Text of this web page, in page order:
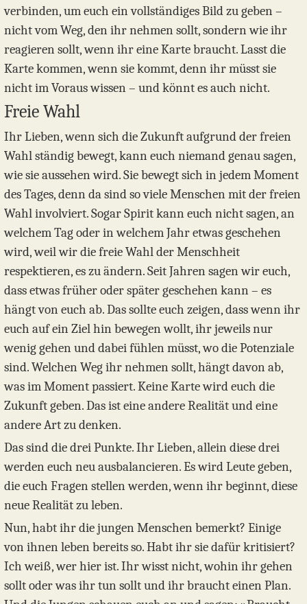
verbinden, um euch ein vollständiges Bild zu geben –
nicht vom Weg, den ihr nehmen sollt, sondern wie ihr
reagieren sollt, wenn ihr eine Karte braucht. Lasst die
Karte kommen, wenn sie kommt, denn ihr müsst sie
nicht im Voraus wissen – und könnt es auch nicht.
Freie Wahl
Ihr Lieben, wenn sich die Zukunft aufgrund der freien
Wahl ständig bewegt, kann euch niemand genau sagen,
wie sie aussehen wird. Sie bewegt sich in jedem Moment
des Tages, denn da sind so viele Menschen mit der freien
Wahl involviert. Sogar Spirit kann euch nicht sagen, an
welchem Tag oder in welchem Jahr etwas geschehen
wird, weil wir die freie Wahl der Menschheit
respektieren, es zu ändern. Seit Jahren sagen wir euch,
dass etwas früher oder später geschehen kann – es
hängt von euch ab. Das sollte euch zeigen, dass wenn ihr
euch auf ein Ziel hin bewegen wollt, ihr jeweils nur
wenig gehen und dabei fühlen müsst, wo die Potenziale
sind. Welchen Weg ihr nehmen sollt, hängt davon ab,
was im Moment passiert. Keine Karte wird euch die
Zukunft geben. Das ist eine andere Realität und eine
andere Art zu denken.
Das sind die drei Punkte. Ihr Lieben, allein diese drei
werden euch neu ausbalancieren. Es wird Leute geben,
die euch Fragen stellen werden, wenn ihr beginnt, diese
neue Realität zu leben.
Nun, habt ihr die jungen Menschen bemerkt? Einige
von ihnen leben bereits so. Habt ihr sie dafür kritisiert?
Ich weiß, wer hier ist. Ihr wisst nicht, wohin ihr gehen
sollt oder was ihr tun sollt und ihr braucht einen Plan.